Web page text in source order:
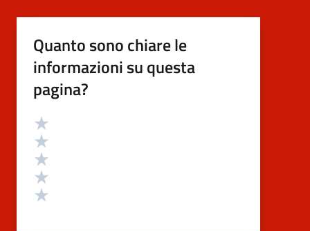
Quanto sono chiare le
informazioni su questa
pagina?
Valutazione